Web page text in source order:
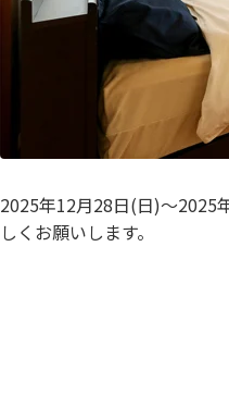
2025年12月28日(日)～2025
しくお願いします。